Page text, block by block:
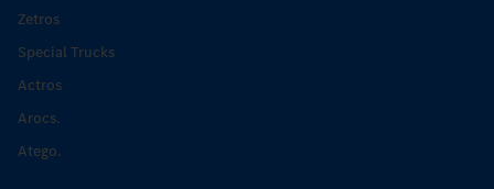
Zetros
Special Trucks
Actros
Arocs.
Atego.